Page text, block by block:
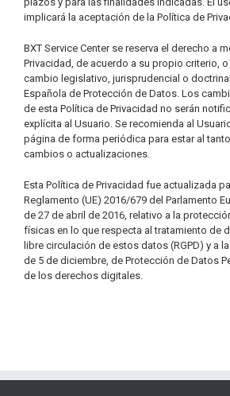
implicará la aceptación de la Política de
BXT Service Center se reserva el derecho a
Privacidad, de acuerdo a su propio criterio,
cambio legislativo, jurisprudencial o
Española de Protección de Datos. Los
de esta Política de Privacidad no serán
explícita al Usuario. Se recomienda al
página de forma periódica para estar al
cambios o actualizaciones.
Esta Política de Privacidad fue actualizada
Reglamento (UE) 2016/679 del Parlamento
de 27 de abril de 2016, relativo a la
físicas en lo que respecta al tratamiento de
libre circulación de estos datos (RGPD) y a
de 5 de diciembre, de Protección de Datos
de los derechos digitales.